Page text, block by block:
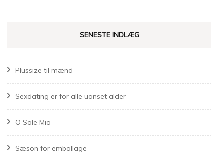
SENESTE INDLÆG
Plussize til mænd
Sexdating er for alle uanset alder
O Sole Mio
Sæson for emballage